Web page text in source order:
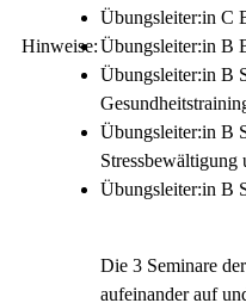
Hinweise:
Übungsleiter:in C
Übungsleiter:in B
Übungsleiter:in B
Übungsleiter:in B
Übungsleiter:in B
Die 3 Seminare
aufeinander auf